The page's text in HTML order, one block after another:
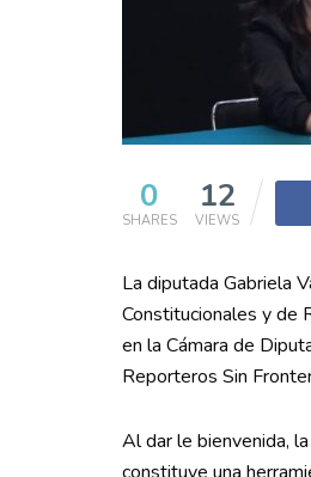
0
SHARES
12
VIEWS
La diputada Gabriela
Constitucionales y de
en la Cámara de
Reporteros Sin
Al dar le bienvenida,